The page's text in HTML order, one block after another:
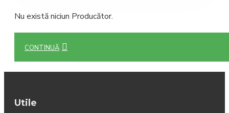
Nu există niciun Producător.
CONTINUĂ
Utile